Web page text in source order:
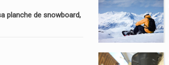
planche de snowboard,